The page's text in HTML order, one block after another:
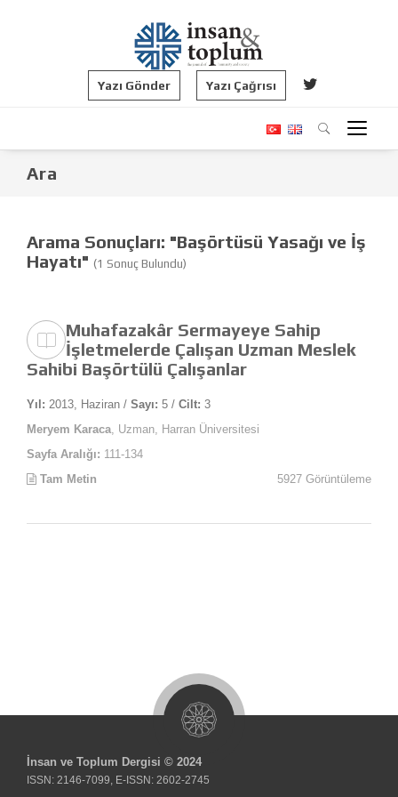
Yazı Gönder Yazı Çağrısı
Ara
Arama Sonuçları: "Başörtüsü Yasağı ve İş
Hayatı" (1 Sonuç Bulundu)
Muhafazakâr Sermayeye Sahip
İşletmelerde Çalışan Uzman Meslek
Sahibi Başörtülü Çalışanlar
Yıl: 2013, Haziran / Sayı: 5 / Cilt: 3
Meryem Karaca , Uzman, Harran Üniversitesi
Sayfa Aralığı: 111-134
Tam Metin
5927 Görüntüleme
İnsan ve Toplum Dergisi © 2024
ISSN: 2146-7099, E-ISSN: 2602-2745